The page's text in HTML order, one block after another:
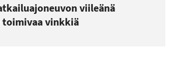
viileänä
toimivaa vinkkiä